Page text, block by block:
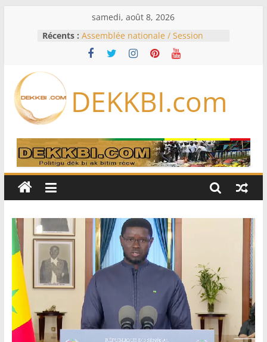
samedi, août 8, 2026
Récents : Assemblée nationale / Session
extraordinaire: Six commissions
d’enquête à l’ordre du jour ce lundi
Bénin: Patrice Talon élu président
du Sénat, moins de trois mois
Pakistan et la Turquie signent un
accord de défense
RD Congo: Kinshasa interdit les
exportations de cuivre et de cobalt
production
DEKKBI.com